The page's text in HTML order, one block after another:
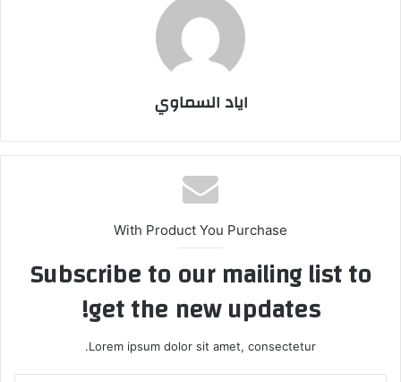
اياد السماوي
With Product You Purchase
Subscribe to our mailing list to
get the new updates!
Lorem ipsum dolor sit amet, consectetur.